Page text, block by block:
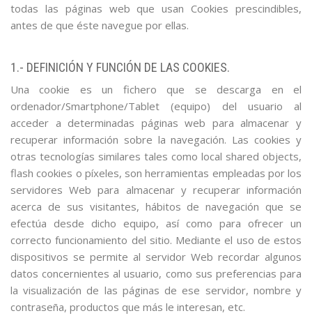
todas las páginas web que usan Cookies prescindibles,
antes de que éste navegue por ellas.
1.- DEFINICIÓN Y FUNCIÓN DE LAS COOKIES.
Una cookie es un fichero que se descarga en el
ordenador/Smartphone/Tablet (equipo) del usuario al
acceder a determinadas páginas web para almacenar y
recuperar información sobre la navegación. Las cookies y
otras tecnologías similares tales como local shared objects,
flash cookies o píxeles, son herramientas empleadas por los
servidores Web para almacenar y recuperar información
acerca de sus visitantes, hábitos de navegación que se
efectúa desde dicho equipo, así como para ofrecer un
correcto funcionamiento del sitio. Mediante el uso de estos
dispositivos se permite al servidor Web recordar algunos
datos concernientes al usuario, como sus preferencias para
la visualización de las páginas de ese servidor, nombre y
contraseña, productos que más le interesan, etc.